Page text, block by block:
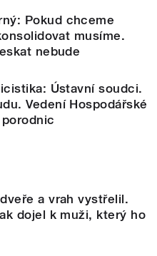
Pokud chceme
musíme.
nebude
Ústavní soudci.
Vedení Hospodářské
a vrah vystřelil.
dojel k muži, který ho